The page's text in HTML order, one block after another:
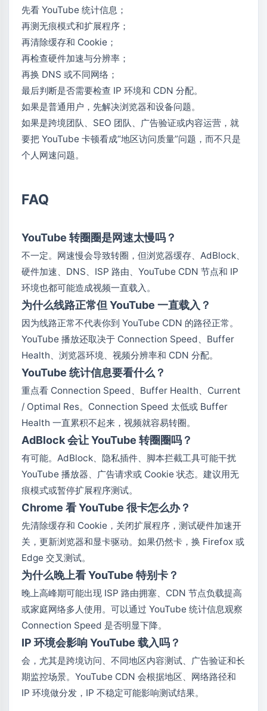
先看 YouTube 统计信息；
再测无痕模式和扩展程序；
再清除缓存和 Cookie；
再检查硬件加速与分辨率；
再换 DNS 或不同网络；
最后判断是否需要检查 IP 环境和 CDN 分配。
如果是普通用户，先解决浏览器和设备问题。
如果是跨境团队、SEO 团队、广告验证或内容运营，就
要把 YouTube 卡顿看成“地区访问质量”问题，而不只是
个人网速问题。
FAQ
YouTube 转圈圈是网速太慢吗？
不一定。网速慢会导致转圈，但浏览器缓存、AdBlock、
硬件加速、DNS、ISP 路由、YouTube CDN 节点和 IP
环境也都可能造成视频一直载入。
为什么线路正常但 YouTube 一直载入？
因为线路正常不代表你到 YouTube CDN 的路径正常。
YouTube 播放还取决于 Connection Speed、Buffer
Health、浏览器环境、视频分辨率和 CDN 分配。
YouTube 统计信息要看什么？
重点看 Connection Speed、Buffer Health、Current
/ Optimal Res。Connection Speed 太低或 Buffer
Health 一直累积不起来，视频就容易转圈。
AdBlock 会让 YouTube 转圈圈吗？
有可能。AdBlock、隐私插件、脚本拦截工具可能干扰
YouTube 播放器、广告请求或 Cookie 状态。建议用无
痕模式或暂停扩展程序测试。
Chrome 看 YouTube 很卡怎么办？
先清除缓存和 Cookie，关闭扩展程序，测试硬件加速开
关，更新浏览器和显卡驱动。如果仍然卡，换 Firefox 或
Edge 交叉测试。
为什么晚上看 YouTube 特别卡？
晚上高峰期可能出现 ISP 路由拥塞、CDN 节点负载提高
或家庭网络多人使用。可以通过 YouTube 统计信息观察
Connection Speed 是否明显下降。
IP 环境会影响 YouTube 载入吗？
会，尤其是跨境访问、不同地区内容测试、广告验证和长
期监控场景。YouTube CDN 会根据地区、网络路径和
IP 环境做分发，IP 不稳定可能影响测试结果。